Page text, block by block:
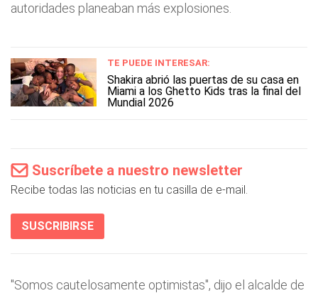
autoridades planeaban más explosiones.
TE PUEDE INTERESAR:
Shakira abrió las puertas de su casa en
Miami a los Ghetto Kids tras la final del
Mundial 2026
Suscríbete a nuestro newsletter
Recibe todas las noticias en tu casilla de e-mail.
SUSCRIBIRSE
"Somos cautelosamente optimistas", dijo el alcalde de